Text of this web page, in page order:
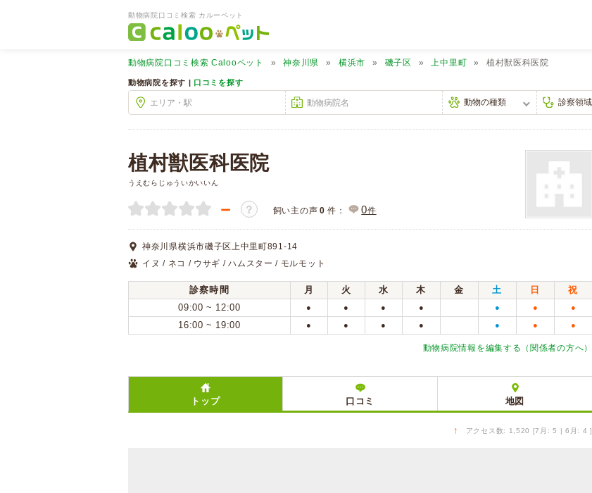
動物病院口コミ検索 カルーペット
動物病院口コミ検索 Calooペット 神奈川県 横浜市 磯子区 上中里町 植村獣医科医院
動物病院を探す | 口コミを探す
植村獣医科医院
うえむらじゅういかいいん
－ ？ 飼い主の声 0 件： 0件
神奈川県横浜市磯子区上中里町891-14
イヌ / ネコ / ウサギ / ハムスター / モルモット
診察時間 月 火 水 木 金 土 日
祝
09:00 ~ 12:00
● ● ● ● ● ● ●
16:00 ~ 19:00 ● ● ● ● ● ● ●
動物病院情報を編集する（関係者の方へ）
トップ 口コミ 地図
↑ アクセス数: 1,520 [7月: 5 | 6月: 4 ]